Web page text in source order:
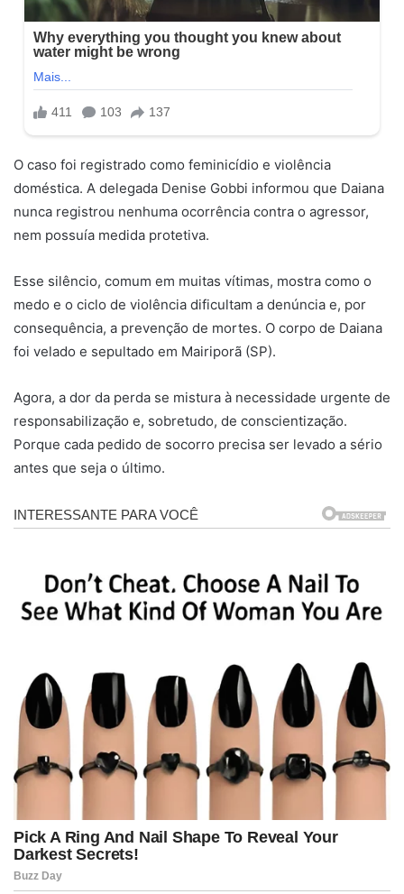
O caso foi registrado como feminicídio e violência
doméstica. A delegada Denise Gobbi informou que Daiana
nunca registrou nenhuma ocorrência contra o agressor,
nem possuía medida protetiva.
Esse silêncio, comum em muitas vítimas, mostra como o
medo e o ciclo de violência dificultam a denúncia e, por
consequência, a prevenção de mortes. O corpo de Daiana
foi velado e sepultado em Mairiporã (SP).
Agora, a dor da perda se mistura à necessidade urgente de
responsabilização e, sobretudo, de conscientização.
Porque cada pedido de socorro precisa ser levado a sério
antes que seja o último.